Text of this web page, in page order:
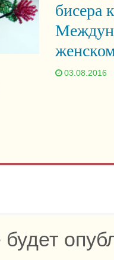
бисера к
03.08.2016